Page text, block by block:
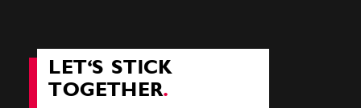
LET'S STICK
TOGETHER.